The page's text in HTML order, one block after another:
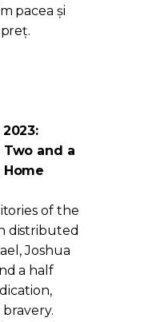
pacea și
Two and a
of the
distributed
Joshua
a half
bravery.